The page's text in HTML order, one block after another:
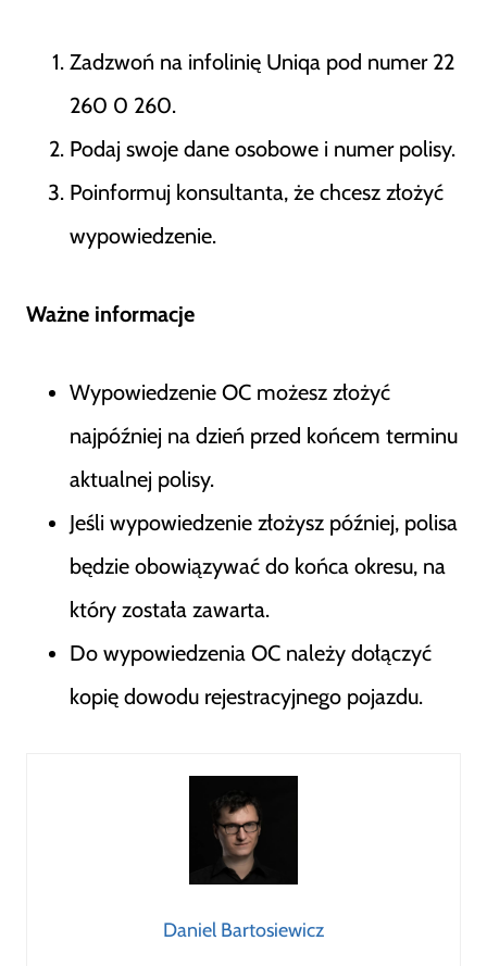
Zadzwoń na infolinię Uniqa pod numer 22
260 0 260.
Podaj swoje dane osobowe i numer polisy.
Poinformuj konsultanta, że chcesz złożyć
wypowiedzenie.
Ważne informacje
Wypowiedzenie OC możesz złożyć
najpóźniej na dzień przed końcem terminu
aktualnej polisy.
Jeśli wypowiedzenie złożysz później, polisa
będzie obowiązywać do końca okresu, na
który została zawarta.
Do wypowiedzenia OC należy dołączyć
kopię dowodu rejestracyjnego pojazdu.
Daniel Bartosiewicz